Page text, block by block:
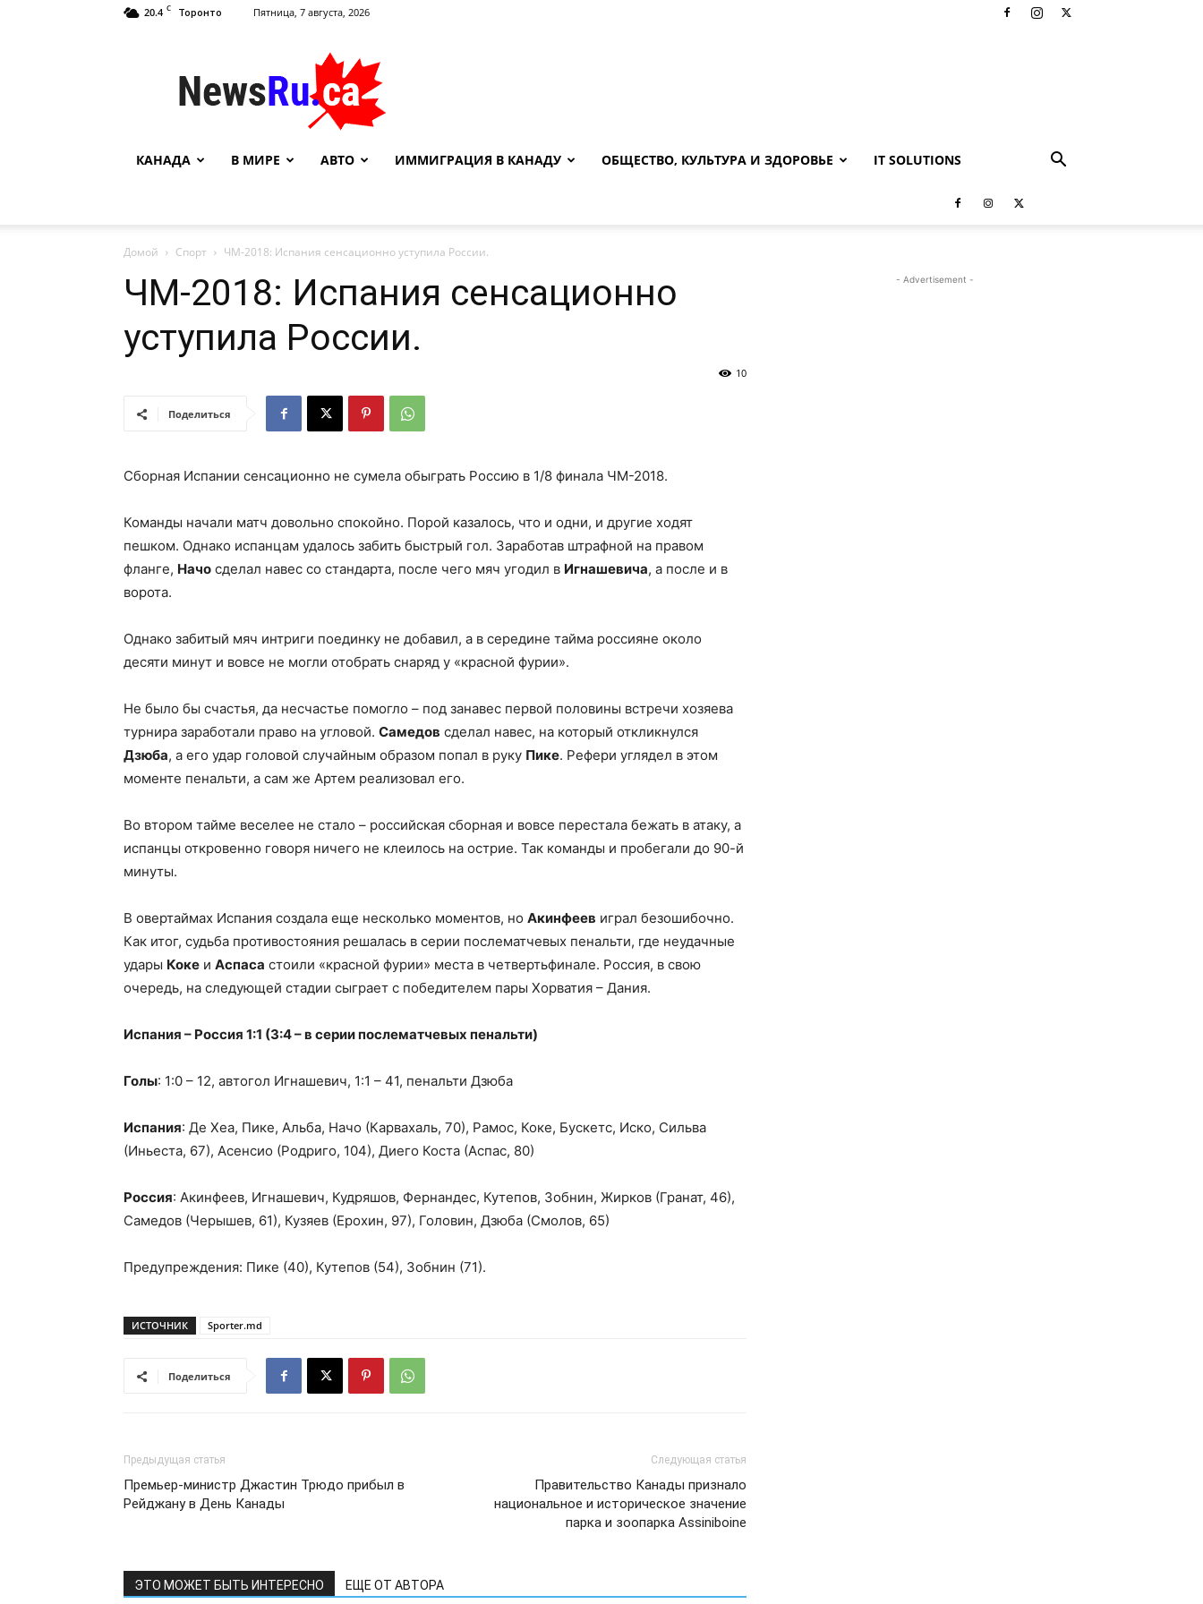
20.4 C Торонто Пятница, 7 августа, 2026
NewsRu.Ca
КАНАДА В МИРЕ АВТО ИММИГРАЦИЯ В КАНАДУ ОБЩЕСТВО, КУЛЬТУРА И ЗДОРОВЬЕ IT SOLUTIONS
Домой Спорт ЧМ-2018: Испания сенсационно уступила России.
ЧМ-2018: Испания сенсационно
уступила России.
10
Поделиться
Сборная Испании сенсационно не сумела обыграть Россию в 1/8 финала ЧМ-2018.
Команды начали матч довольно спокойно. Порой казалось, что и одни, и другие ходят
пешком. Однако испанцам удалось забить быстрый гол. Заработав штрафной на правом
фланге, Начо сделал навес со стандарта, после чего мяч угодил в Игнашевича, а после и в
ворота.
Однако забитый мяч интриги поединку не добавил, а в середине тайма россияне около
десяти минут и вовсе не могли отобрать снаряд у «красной фурии».
Не было бы счастья, да несчастье помогло – под занавес первой половины встречи хозяева
турнира заработали право на угловой. Самедов сделал навес, на который откликнулся
Дзюба, а его удар головой случайным образом попал в руку Пике. Рефери углядел в этом
моменте пенальти, а сам же Артем реализовал его.
Во втором тайме веселее не стало – российская сборная и вовсе перестала бежать в атаку, а
испанцы откровенно говоря ничего не клеилось на острие. Так команды и пробегали до 90-й
минуты.
В овертаймах Испания создала еще несколько моментов, но Акинфеев играл безошибочно.
Как итог, судьба противостояния решалась в серии послематчевых пенальти, где неудачные
удары Коке и Аспаса стоили «красной фурии» места в четвертьфинале. Россия, в свою
очередь, на следующей стадии сыграет с победителем пары Хорватия – Дания.
Испания – Россия 1:1 (3:4 – в серии послематчевых пенальти)
Голы: 1:0 – 12, автогол Игнашевич, 1:1 – 41, пенальти Дзюба
Испания: Де Хеа, Пике, Альба, Начо (Карвахаль, 70), Рамос, Коке, Бускетс, Иско, Сильва
(Иньеста, 67), Асенсио (Родриго, 104), Диего Коста (Аспас, 80)
Россия: Акинфеев, Игнашевич, Кудряшов, Фернандес, Кутепов, Зобнин, Жирков (Гранат, 46),
Самедов (Черышев, 61), Кузяев (Ерохин, 97), Головин, Дзюба (Смолов, 65)
Предупреждения: Пике (40), Кутепов (54), Зобнин (71).
ИСТОЧНИК Sporter.md
Поделиться
Предыдущая статья
Премьер-министр Джастин Трюдо прибыл в
Рейджану в День Канады
Следующая статья
Правительство Канады признало
национальное и историческое значение
парка и зоопарка Assiniboine
ЭТО МОЖЕТ БЫТЬ ИНТЕРЕСНО ЕЩЕ ОТ АВТОРА
- Advertisement -